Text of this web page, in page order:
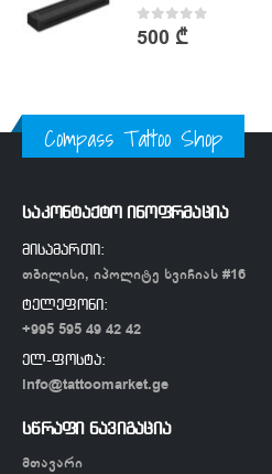
0out of 5
500 ₾
Compass Tattoo Shop
საკონტაქტო ინოფრმაცია
მისამართი:
თბილისი, იპოლიტე ხვიჩიას #16
ტელეფონი:
+995 595 49 42 42
ელ-ფოსტა:
info@tattoomarket.ge
სწრაფი ნავიგაცია
მთავარი